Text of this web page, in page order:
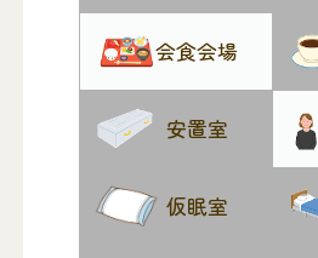
会食会場
安置室
仮眠室